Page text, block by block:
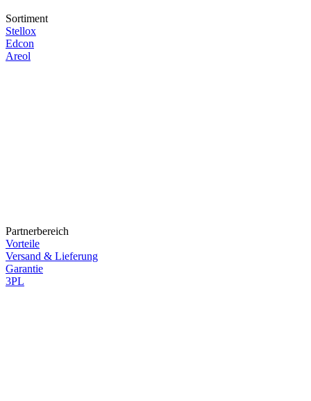
Sortiment
Stellox
Edcon
Areol
Partnerbereich
Vorteile
Versand & Lieferung
Garantie
3PL